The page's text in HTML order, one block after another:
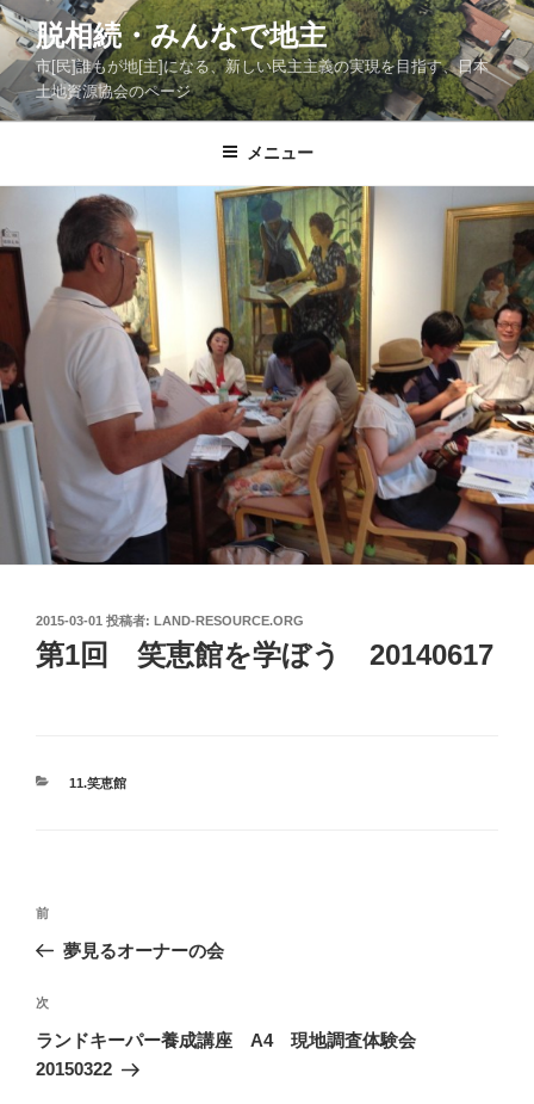
コ
ン
テ
ン
ツ
ス
ッ
脱相続・みんなで地主
市[民]誰もが地[主]になる、新しい民主主義の実現を目指す、日本
土地資源協会のページ
メニュー
投
稿
日:
2015-03-01 投稿者: LAND-RESOURCE.ORG
第1回 笑恵館を学ぼう 20140617
カ
11.笑恵館
投
ビ
ゲ
ー
前
の
稿
前
夢見るオーナーの会
次
の
投
次
ランドキーパー養成講座 A4 現地調査体験会
20150322